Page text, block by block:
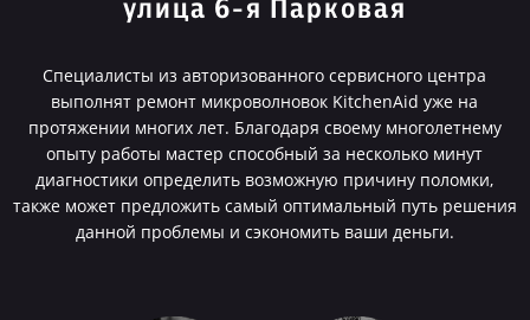
улица 6-я Парковая
Специалисты из авторизованного сервисного центра
выполнят ремонт микроволновок KitchenAid уже на
протяжении многих лет. Благодаря своему многолетнему
опыту работы мастер способный за несколько минут
диагностики определить возможную причину поломки,
также может предложить самый оптимальный путь решения
данной проблемы и сэкономить ваши деньги.